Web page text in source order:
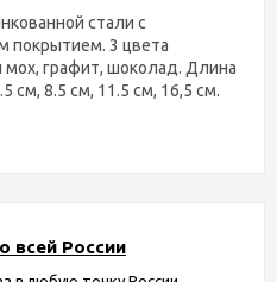
стали с
покрытием. 3 цвета
графит, шоколад. Длина
см, 8.5 см, 11.5 см, 16,5 см.
всей России